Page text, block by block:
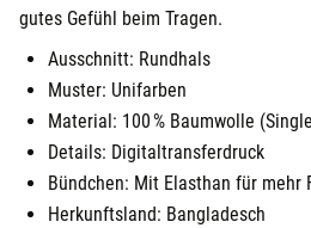
gutes Gefühl beim Tragen.
Ausschnitt: Rundhals
Muster: Unifarben
Material: 100 % Baumwolle
Details: Digitaltransferdruck
Bündchen: Mit Elasthan für mehr
Herkunftsland: Bangladesch
Görlitz
Halle
Hamburg